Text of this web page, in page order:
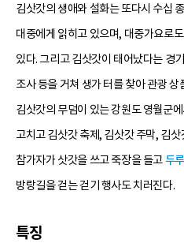
김삿갓의 생애와 설화는 또다시 수십
대중에게 읽히고 있으며, 대중가요로
있다. 그리고 김삿갓이 태어났다는 경
조사 등을 거쳐 생가 터를 찾아 관광
김삿갓의 무덤이 있는 강원도 영월군
고치고 김삿갓 축제, 김삿갓 주막, 김
참가자가 삿갓을 쓰고 죽장을 들고 두
방랑길을 걷는 걷기 행사도 치러진다.
특징